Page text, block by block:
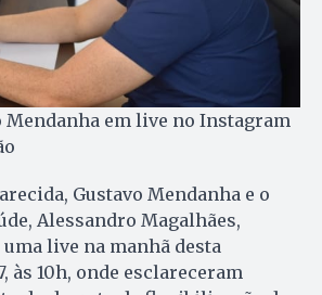
Mendanha em live no Instagram
Gustavo Mendanha e o
Alessandro Magalhães,
live na manhã desta
às 10h, onde esclareceram